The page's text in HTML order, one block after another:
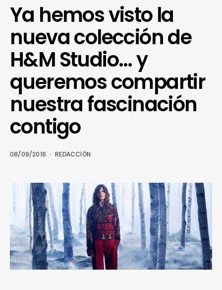
Ya hemos visto la
nueva colección de
H&M Studio… y
queremos compartir
nuestra fascinación
contigo
08/09/2016 REDACCIÓN